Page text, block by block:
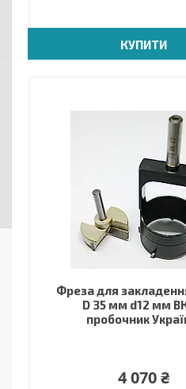
КУПИТИ
Фреза для
D 35 мм d12 мм
пробочник
4 070 ₴